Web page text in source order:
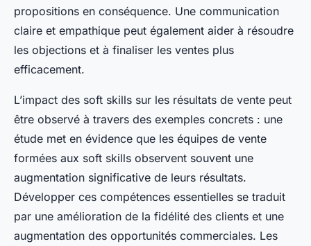
propositions en conséquence. Une communication
claire et empathique peut également aider à résoudre
les objections et à finaliser les ventes plus
efficacement.
L’impact des soft skills sur les résultats de vente peut
être observé à travers des exemples concrets : une
étude met en évidence que les équipes de vente
formées aux soft skills observent souvent une
augmentation significative de leurs résultats.
Développer ces compétences essentielles se traduit
par une amélioration de la fidélité des clients et une
augmentation des opportunités commerciales. Les